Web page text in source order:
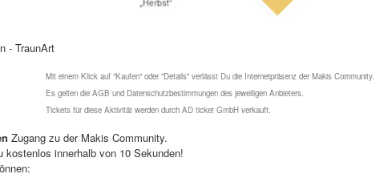
- TraunArt
Mit einem Klick auf "Kaufen" oder "Details" verlässt Du die Internetpräsenz der Makis Community.
Es gelten die AGB und Datenschutzbestimmungen des jeweiligen Anbieters.
Tickets für diese Aktivität werden durch AD ticket GmbH verkauft.
Zugang zu der Makis Community.
kostenlos innerhalb von 10 Sekunden!